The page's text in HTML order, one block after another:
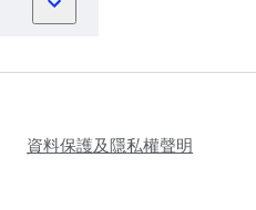
資料保護及隱私權聲明